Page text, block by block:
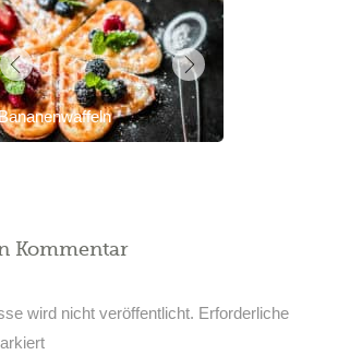
Kommentar
wird nicht veröffentlicht. Erforderliche